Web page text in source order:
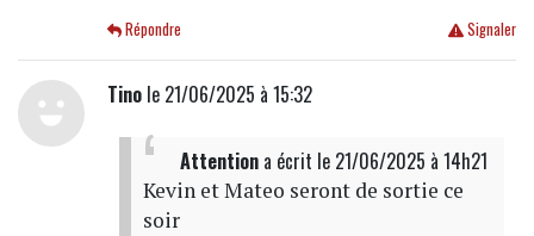
Signaler
Répondre
Tinole 21/06/2025 à 15:32
Attentiona écrit le 21/06/2025 à 14h21
Kevin et Mateo seront de sortie ce
soir